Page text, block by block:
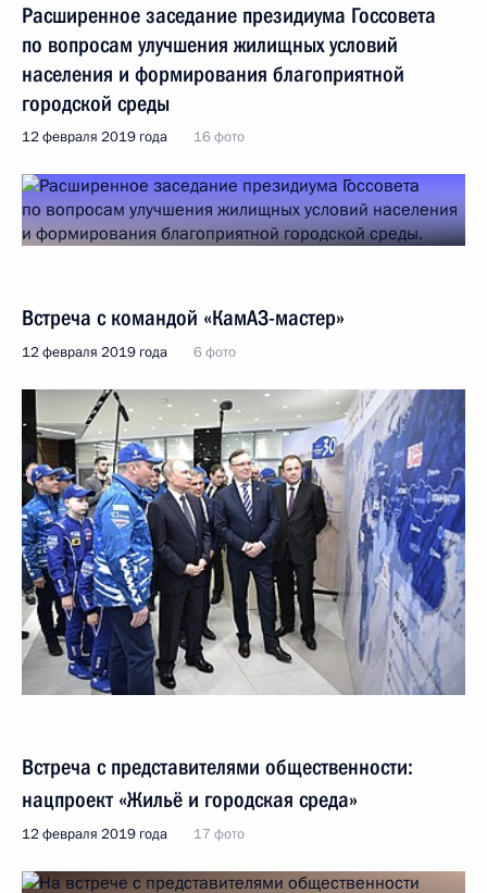
Расширенное заседание президиума Госсовета
по вопросам улучшения жилищных условий
населения и формирования благоприятной
городской среды
12 февраля 2019 года 16 фото
Встреча с командой «КамАЗ-мастер»
12 февраля 2019 года 6 фото
Встреча с представителями общественности:
нацпроект «Жильё и городская среда»
12 февраля 2019 года 17 фото